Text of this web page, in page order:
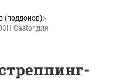
(поддонов)
Castor для